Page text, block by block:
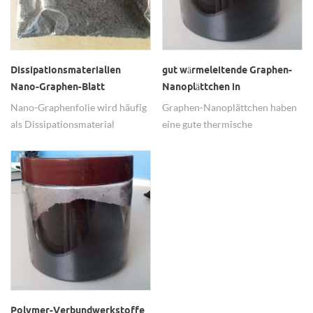
Dissipationsmaterialien
Nano-Graphen-Blatt
Nano-Graphenfolie wird häufig
als Dissipationsmaterial
gut wärmeleitende Graphen-
Nanoplättchen in
Kunststoffen
Graphen-Nanoplättchen haben
eine gute thermische
Polymer-Verbundwerkstoffe